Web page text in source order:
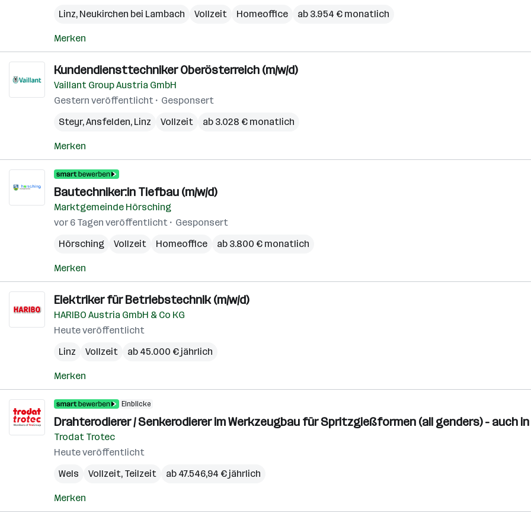
Linz, Neukirchen bei Lambach Vollzeit Homeoffice ab 3.954 € monatlich
Merken
Kundendiensttechniker Oberösterreich (m/w/d)
Vaillant Group Austria GmbH
Gestern veröffentlicht
Gesponsert
Steyr,Ansfelden, Linz Vollzeit ab 3.028 € monatlich
Merken
Bautechniker:in Tiefbau (m/w/d)
Marktgemeinde Hörsching
vor 6 Tagen veröffentlicht
Gesponsert
Hörsching
Vollzeit Homeoffice ab 3.800 € monatlich
Merken
Elektriker für Betriebstechnik (m/w/d)
HARIBO Austria GmbH & Co KG
Heute veröffentlicht
Linz
Vollzeit ab 45.000 € jährlich
Merken
Einblicke
Drahterodierer / Senkerodierer im Werkzeugbau für Spritzgießformen (all genders) - auch
Trodat Trotec
Heute veröffentlicht
Wels
Vollzeit, Teilzeit ab 47.546,94 € jährlich
Merken